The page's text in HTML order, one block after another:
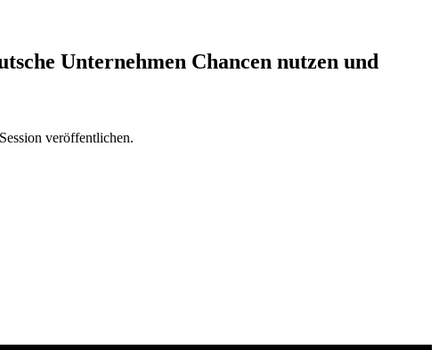
Unternehmen Chancen nutzen und
veröffentlichen.